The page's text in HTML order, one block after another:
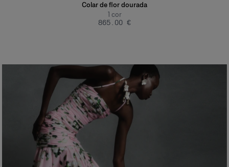
Colar de flor dourada
1 cor
‌865.00 €